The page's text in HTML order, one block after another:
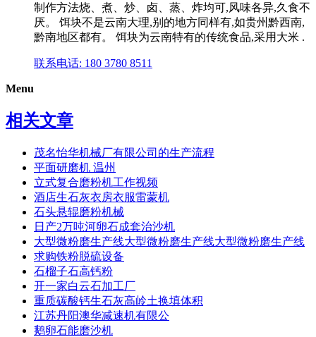
制作方法烧、煮、炒、卤、蒸、炸均可,风味各异,久食不
厌。 饵块不是云南大理,别的地方同样有,如贵州黔西南,
黔南地区都有。 饵块为云南特有的传统食品,采用大米 .
联系电话: 180 3780 8511
Menu
相关文章
茂名怡华机械厂有限公司的生产流程
平面研磨机 温州
立式复合磨粉机工作视频
酒店生石灰衣房衣服雷蒙机
石头悬辊磨粉机械
日产2万吨河卵石成套治沙机
大型微粉磨生产线大型微粉磨生产线大型微粉磨生产线
求购铁粉脱硫设备
石榴子石高钙粉
开一家白云石加工厂
重质碳酸钙生石灰高岭土换填体积
江苏丹阳澳华减速机有限公
鹅卵石能磨沙机